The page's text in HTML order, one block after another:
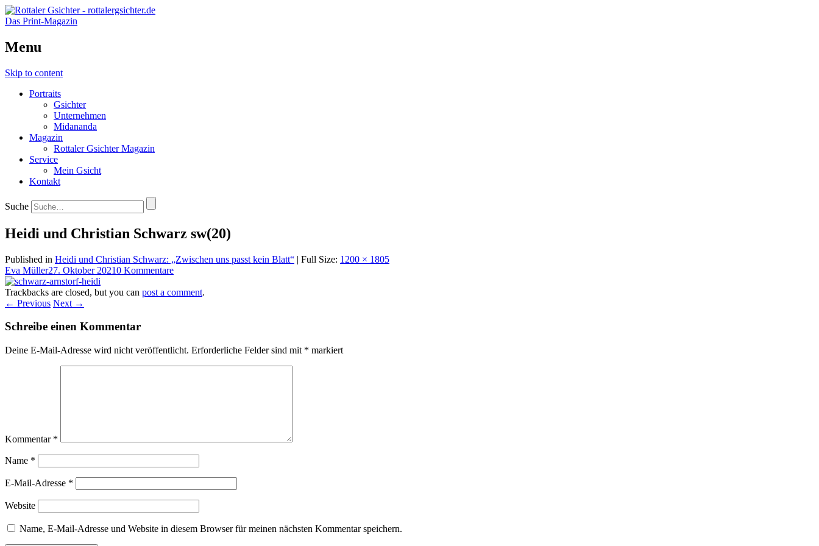
Das Print-Magazin
Menu
Skip to content
Portraits
Gsichter
Unternehmen
Midananda
Magazin
Rottaler Gsichter Magazin
Service
Mein Gsicht
Kontakt
Suche
Heidi und Christian Schwarz sw(20)
Published in Heidi und Christian Schwarz: „Zwischen uns passt kein Blatt“ | Full Size: 1200 × 1805
Eva Müller27. Oktober 20210 Kommentare
Trackbacks are closed, but you can post a comment.
← Previous Next →
Schreibe einen Kommentar
Deine E-Mail-Adresse wird nicht veröffentlicht. Erforderliche Felder sind mit * markiert
Kommentar *
Name *
E-Mail-Adresse *
Website
Name, E-Mail-Adresse und Website in diesem Browser für meinen nächsten Kommentar speichern.